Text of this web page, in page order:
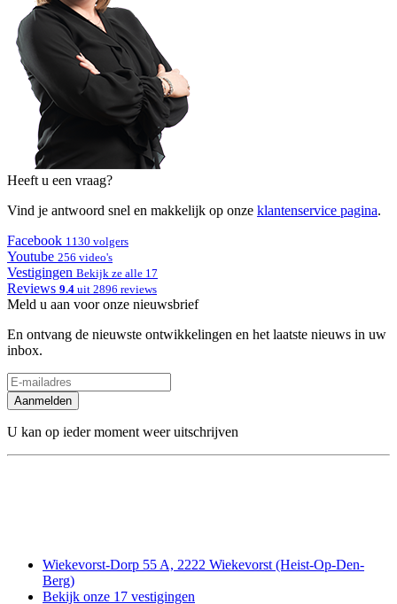
Heeft u een vraag?
Vind je antwoord snel en makkelijk op onze klantenservice pagina.
Facebook 1130 volgers
Youtube 256 video's
Vestigingen Bekijk ze alle 17
Reviews 9.4 uit 2896 reviews
Meld u aan voor onze nieuwsbrief
En ontvang de nieuwste ontwikkelingen en het laatste nieuws in uw
inbox.
Aanmelden
U kan op ieder moment weer uitschrijven
Wiekevorst-Dorp 55 A, 2222 Wiekevorst (Heist-Op-Den-
Berg)
Bekijk onze 17 vestigingen